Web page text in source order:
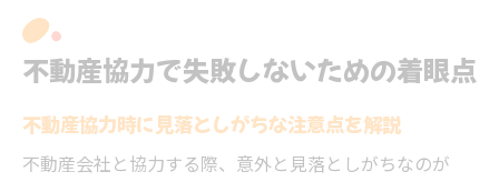
不動産協力で失敗しないための着眼点
不動産協力時に見落としがちな注意点を解説
不動産会社と協力する際、意外と見落としがちなのが